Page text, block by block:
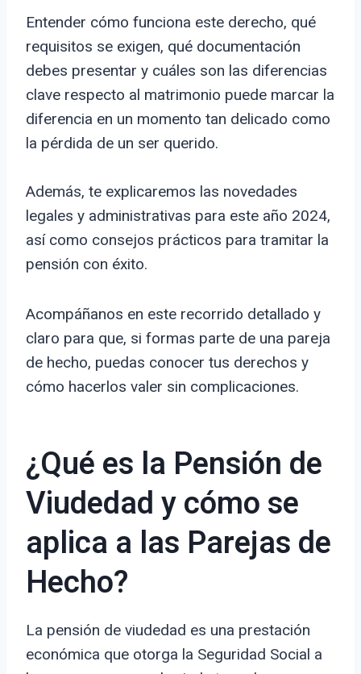
Entender cómo funciona este derecho, qué
requisitos se exigen, qué documentación
debes presentar y cuáles son las diferencias
clave respecto al matrimonio puede marcar la
diferencia en un momento tan delicado como
la pérdida de un ser querido.
Además, te explicaremos las novedades
legales y administrativas para este año 2024,
así como consejos prácticos para tramitar la
pensión con éxito.
Acompáñanos en este recorrido detallado y
claro para que, si formas parte de una pareja
de hecho, puedas conocer tus derechos y
cómo hacerlos valer sin complicaciones.
¿Qué es la Pensión de
Viudedad y cómo se
aplica a las Parejas de
Hecho?
La pensión de viudedad es una prestación
económica que otorga la Seguridad Social a